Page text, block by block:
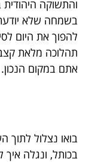
והתשוקה
בשמחה שלא
להפוך את היום
תהלוכה מלאת
אתם במקום הנכון.
בואו נצלול
בכותל, ונגלה